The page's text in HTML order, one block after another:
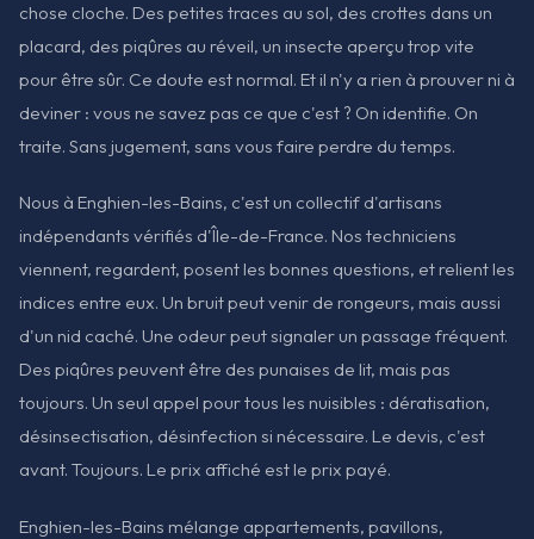
chose cloche. Des petites traces au sol, des crottes dans un
placard, des piqûres au réveil, un insecte aperçu trop vite
pour être sûr. Ce doute est normal. Et il n'y a rien à prouver ni à
deviner : vous ne savez pas ce que c'est ? On identifie. On
traite. Sans jugement, sans vous faire perdre du temps.
Nous à Enghien-les-Bains, c'est un collectif d'artisans
indépendants vérifiés d'Île-de-France. Nos techniciens
viennent, regardent, posent les bonnes questions, et relient les
indices entre eux. Un bruit peut venir de rongeurs, mais aussi
d'un nid caché. Une odeur peut signaler un passage fréquent.
Des piqûres peuvent être des punaises de lit, mais pas
toujours. Un seul appel pour tous les nuisibles : dératisation,
désinsectisation, désinfection si nécessaire. Le devis, c'est
avant. Toujours. Le prix affiché est le prix payé.
Enghien-les-Bains mélange appartements, pavillons,